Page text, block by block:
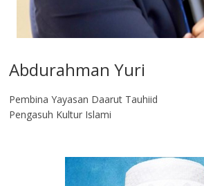
Abdurahman Yuri
Pembina Yayasan Daarut Tauhiid
Pengasuh Kultur Islami